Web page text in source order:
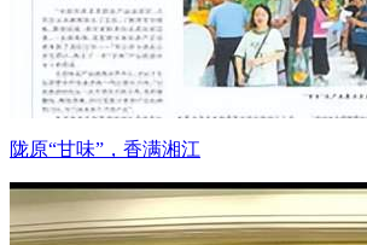
陇原“甘味”，香满湘江